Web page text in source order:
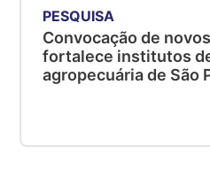
PESQUISA
Convocação de
fortalece institutos
agropecuária de São